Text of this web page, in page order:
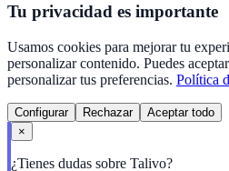
Tu privacidad es importante
Usamos cookies para mejorar tu
personalizar contenido. Puedes
personalizar tus preferencias. Política
Configurar Rechazar
Aceptar todo
×
¿Tienes dudas sobre Talivo?